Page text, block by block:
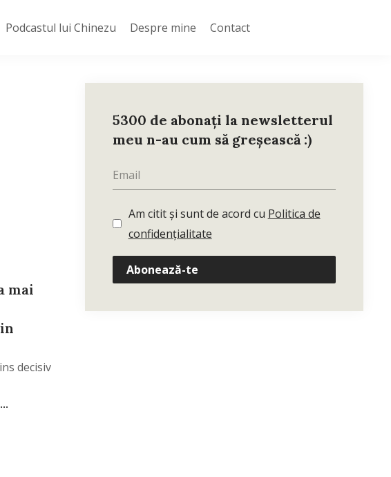
Podcastul lui Chinezu Despre mine Contact
mai
decisiv
5300 de abonați la newsletterul
meu n-au cum să greșească :)
Am citit și sunt de acord cu Politica de
confidențialitate
Abonează-te